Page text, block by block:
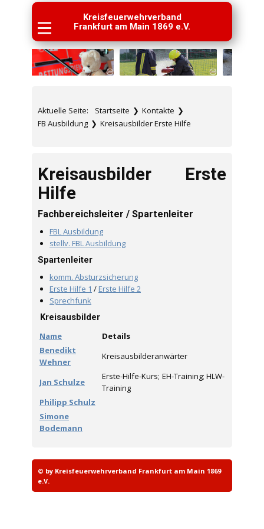
Kreisfeuerwehrverband
Frankfurt am Main 1869 e.V.
Aktuelle Seite: Startseite ❯ Kontakte ❯
FB Ausbildung ❯ Kreisausbilder Erste Hilfe
Kreisausbilder Erste
Hilfe
Fachbereichsleiter / Spartenleiter
FBL Ausbildung
stellv. FBL Ausbildung
Spartenleiter
komm. Absturzsicherung
Erste Hilfe 1 / Erste Hilfe 2
Sprechfunk
Kreisausbilder
Name
Details
Benedikt
Wehner
Kreisausbilderanwärter
Jan Schulze
Erste-Hilfe-Kurs; EH-Training; HLW-
Training
Philipp Schulz
Simone
Bodemann
© by Kreisfeuerwehrverband Frankfurt am Main 1869
e.V.